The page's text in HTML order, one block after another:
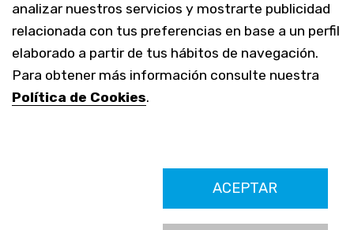
analizar nuestros servicios y mostrarte publicidad
relacionada con tus preferencias en base a un perfil
elaborado a partir de tus hábitos de navegación.
Para obtener más información consulte nuestra
Política de Cookies.
ACEPTAR
Farmacia Los Altos nº756
Ldo. Alfredo Aparicio Grau 22555408K
N. Col. Colegio Oficial de Farmacéuticos de Alicante 4327
Nº de autorización A-790-F